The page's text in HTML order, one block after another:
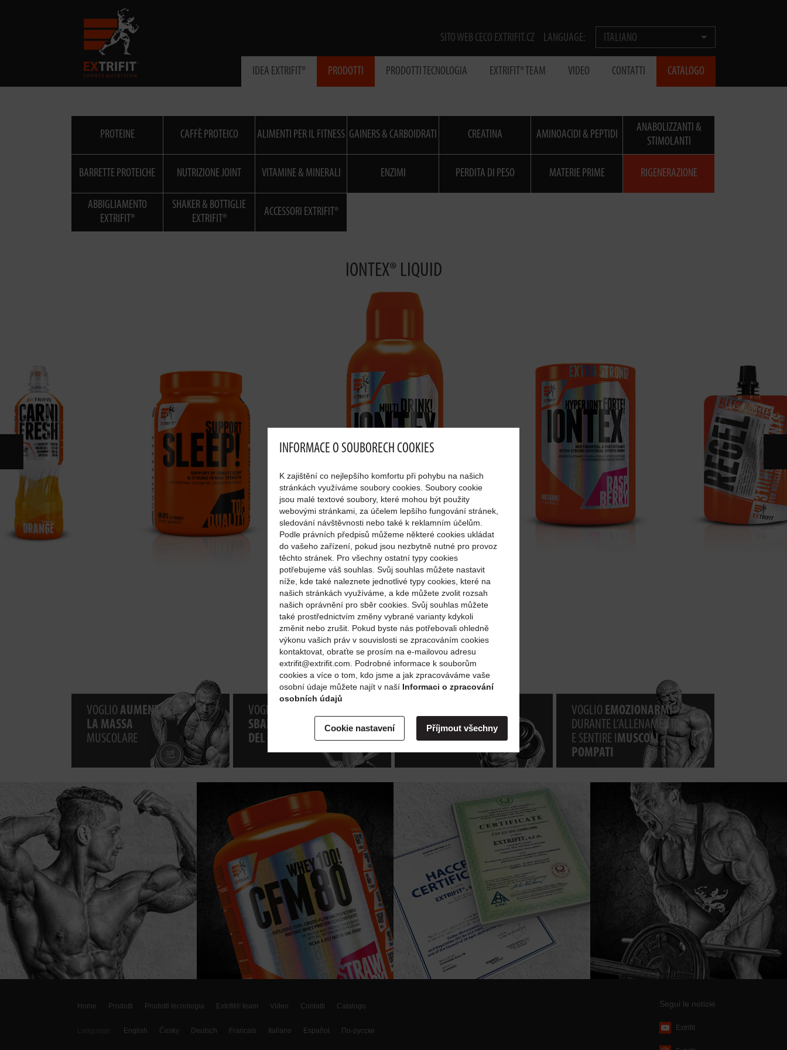
SITO WEB CECO EXTRIFIT.CZ LANGUAGE: ITALIANO
IDEA EXTRIFIT® PRODOTTI PRODOTTI TECNOLOGIA EXTRIFIT® TEAM VIDEO CONTATTI CATALOGO
PROTEINE CAFFÈ PROTEICO ALIMENTI PER IL FITNESS GAINERS & CARBOIDRATI CREATINA AMINOACIDI & PEPTIDI
ANABOLIZZANTI &
STIMOLANTI
BARRETTE PROTEICHE NUTRIZIONE JOINT VITAMINE & MINERALI ENZIMI PERDITA DI PESO MATERIE PRIME RIGENERAZIONE
ABBIGLIAMENTO
EXTRIFIT®
SHAKER & BOTTIGLIE
EXTRIFIT®
ACCESSORI EXTRIFIT®
IONTEX® LIQUID
VOGLIO AUMENTARE
LA MASSA
MUSCOLARE
VOGLIO
SBARAZZARMI
DEL GRASSO
AUMENTARE
LA FORZA
VOGLIO EMOZIONARMI
DURANTE L’ALLENAMENTO
E SENTIRE IMUSCOLI
POMPATI
Home Prodotti Prodotti tecnologia Extrifit® team Video Contatti Catalogo
English Česky Deutsch Francais Italiano Español По-русски
Segui le notizie
Extrifit
INFORMACE O SOUBORECH COOKIES
K zajištění co nejlepšího komfortu při pohybu na našich
stránkách využíváme soubory cookies. Soubory cookie
jsou malé textové soubory, které mohou být použity
webovými stránkami, za účelem lepšího fungování stránek,
sledování návštěvnosti nebo také k reklamním účelům.
Podle právních předpisů můžeme některé cookies ukládat
do vašeho zařízení, pokud jsou nezbytně nutné pro provoz
těchto stránek. Pro všechny ostatní typy cookies
potřebujeme váš souhlas. Svůj souhlas můžete nastavit
níže, kde také naleznete jednotlivé typy cookies, které na
našich stránkách využíváme, a kde můžete zvolit rozsah
našich oprávnění pro sběr cookies. Svůj souhlas můžete
také prostřednictvím změny vybrané varianty kdykoli
změnit nebo zrušit. Pokud byste nás potřebovali ohledně
výkonu vašich práv v souvislosti se zpracováním cookies
kontaktovat, obraťte se prosím na e-mailovou adresu
extrifit@extrifit.com. Podrobné informace k souborům
cookies a více o tom, kdo jsme a jak zpracováváme vaše
osobní údaje můžete najít v naší Informaci o zpracování
osobních údajů
Cookie nastavení Příjmout všechny